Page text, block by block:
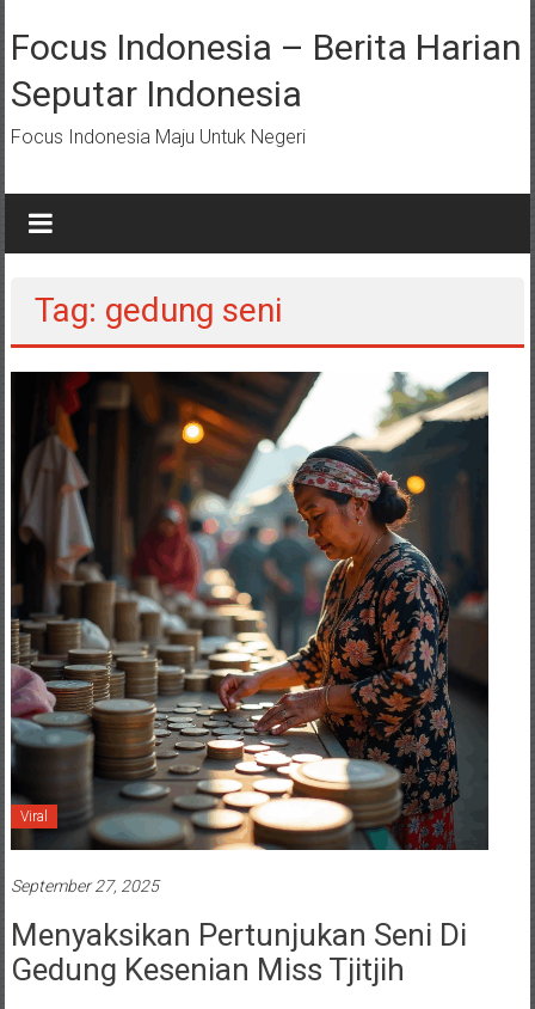
ke
konten
Focus Indonesia – Berita Harian
Seputar Indonesia
Focus Indonesia Maju Untuk Negeri
Tag: gedung seni
Viral
September 27, 2025
Menyaksikan Pertunjukan Seni Di
Gedung Kesenian Miss Tjitjih